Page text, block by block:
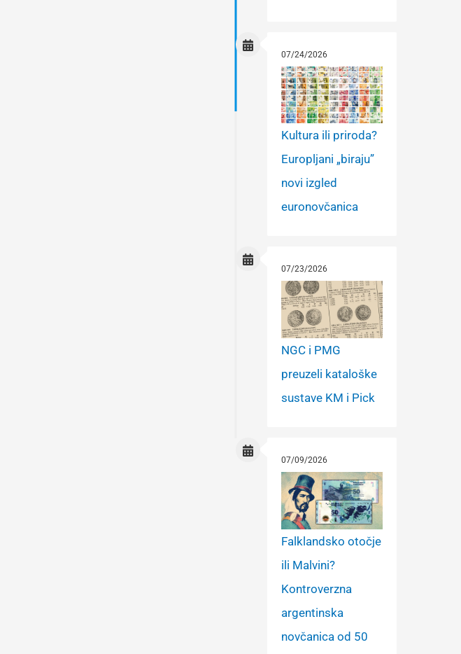
07/24/2026
Kultura ili priroda?
Europljani „biraju”
novi izgled
euronovčanica
07/23/2026
NGC i PMG
preuzeli kataloške
sustave KM i Pick
07/09/2026
Falklandsko otočje
ili Malvini?
Kontroverzna
argentinska
novčanica od 50